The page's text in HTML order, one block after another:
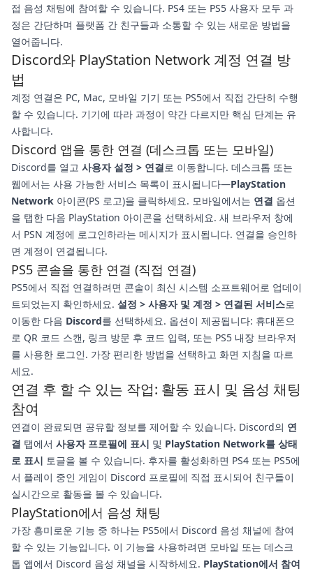
접 음성 채팅에 참여할 수 있습니다. PS4 또는 PS5 사용자 모두 과
정은 간단하며 플랫폼 간 친구들과 소통할 수 있는 새로운 방법을
열어줍니다.
Discord와 PlayStation Network 계정 연결 방
법
계정 연결은 PC, Mac, 모바일 기기 또는 PS5에서 직접 간단히 수행
할 수 있습니다. 기기에 따라 과정이 약간 다르지만 핵심 단계는 유
사합니다.
Discord 앱을 통한 연결 (데스크톱 또는 모바일)
Discord를 열고 사용자 설정 > 연결로 이동합니다. 데스크톱 또는
웹에서는 사용 가능한 서비스 목록이 표시됩니다—PlayStation
Network 아이콘(PS 로고)을 클릭하세요. 모바일에서는 연결 옵션
을 탭한 다음 PlayStation 아이콘을 선택하세요. 새 브라우저 창에
서 PSN 계정에 로그인하라는 메시지가 표시됩니다. 연결을 승인하
면 계정이 연결됩니다.
PS5 콘솔을 통한 연결 (직접 연결)
PS5에서 직접 연결하려면 콘솔이 최신 시스템 소프트웨어로 업데이
트되었는지 확인하세요. 설정 > 사용자 및 계정 > 연결된 서비스로
이동한 다음 Discord를 선택하세요. 옵션이 제공됩니다: 휴대폰으
로 QR 코드 스캔, 링크 방문 후 코드 입력, 또는 PS5 내장 브라우저
를 사용한 로그인. 가장 편리한 방법을 선택하고 화면 지침을 따르
세요.
연결 후 할 수 있는 작업: 활동 표시 및 음성 채팅
참여
연결이 완료되면 공유할 정보를 제어할 수 있습니다. Discord의 연
결 탭에서 사용자 프로필에 표시 및 PlayStation Network를 상태
로 표시 토글을 볼 수 있습니다. 후자를 활성화하면 PS4 또는 PS5에
서 플레이 중인 게임이 Discord 프로필에 직접 표시되어 친구들이
실시간으로 활동을 볼 수 있습니다.
PlayStation에서 음성 채팅
가장 흥미로운 기능 중 하나는 PS5에서 Discord 음성 채널에 참여
할 수 있는 기능입니다. 이 기능을 사용하려면 모바일 또는 데스크
톱 앱에서 Discord 음성 채널을 시작하세요. PlayStation에서 참여